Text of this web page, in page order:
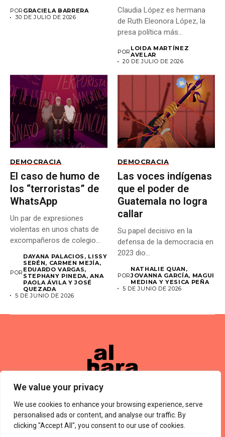
We value your privacy
We use cookies to enhance your browsing experience, serve
personalised ads or content, and analyse our traffic. By
clicking "Accept All", you consent to our use of cookies.
POR GRACIELA BARRERA
30 DE JULIO DE 2026
Claudia López es hermana
de Ruth Eleonora López, la
presa política más...
POR LOIDA MARTÍNEZ
AVELAR
20 DE JULIO DE 2026
DEMOCRACIA
El caso de humo de
los “terroristas” de
WhatsApp
Un par de expresiones
violentas en unos chats de
excompañeros de colegio...
POR
DAYANA PALACIOS, LISSY
SERÉN, CARMEN MEJÍA,
EDUARDO VARGAS,
STEPHANY PINEDA, ANA
PAOLA ÁVILA Y JOSÉ
QUEZADA
5 DE JUNIO DE 2026
DEMOCRACIA
Las voces indígenas
que el poder de
Guatemala no logra
callar
Su papel decisivo en la
defensa de la democracia en
2023 dio...
POR
NATHALIE QUAN,
JOVANNA GARCÍA, MAGUI
MEDINA Y YESICA PEÑA
5 DE JUNIO DE 2026
Términos De UsoAbout UsPolítica De Privacidad
Private PolicyForums
© 2024 Alharaca